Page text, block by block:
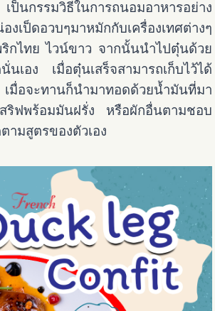
นกรรมวิธีในการถนอมอาหารอย่าง
เป็ดอวบๆมาหมักกับเครื่องเทศต่างๆ
ริกไทย ไวน์ขาว จากนั้นนำไปตุ๋นด้วย
นเอง เมื่อตุ๋นเสร็จสามารถเก็บไว้ได้
อจะทานก็นำมาทอดด้วยน้ำมันที่มา
ริฟพร้อมมันฝรั่ง หรือผักอื่นตามชอบ
ามสูตรของตัวเอง